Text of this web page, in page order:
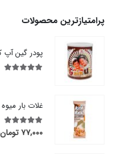
پرامتیازترین محصولات
پودر گین آپ
غلات بار میوه ای
5.00
out of 5
۷۷,۰۰۰ تومان